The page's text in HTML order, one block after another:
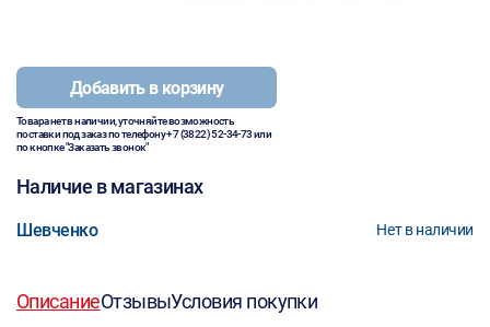
Добавить в корзину
Товара нет в наличии, уточняйте возможность
поставки под заказ по телефону+7 (3822) 52-34-73или
по кнопке "Заказать звонок"
Наличие в магазинах
Шевченко Нет в наличии
ОписаниеОтзывыУсловия покупки